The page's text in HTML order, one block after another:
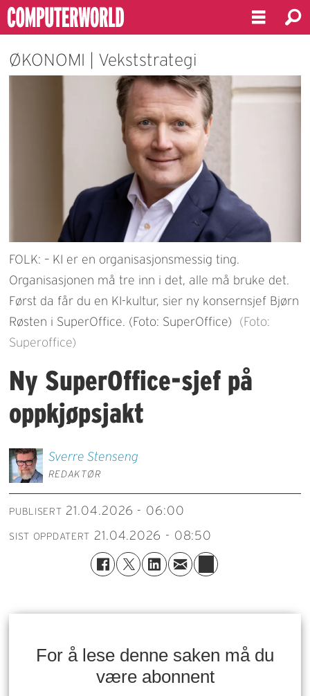
ØKONOMI | Vekststrategi
FOLK: – KI er en organisasjonsmessig ting.
Organisasjonen må tre inn i det, alle må bruke det.
Først da får du en KI-kultur, sier ny konsernsjef Bjørn
Røsten i SuperOffice. (Foto: SuperOffice)
(Foto:
Superoffice)
Ny SuperOffice-sjef på
oppkjøpsjakt
Sverre Stenseng
REDAKTØR
PUBLISERT 21.04.2026 - 06:00
SIST OPPDATERT 21.04.2026 - 08:50
For å lese denne saken må du
være abonnent